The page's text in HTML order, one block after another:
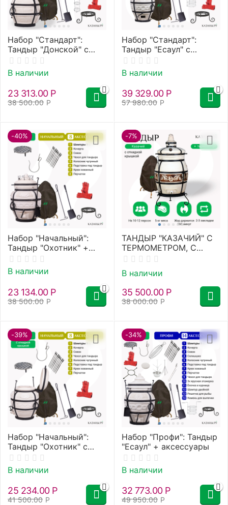
Набор "Стандарт":
Тандыр "Донской" с
термометром, с
откидной крышкой" +
аксессуары
В наличии
38 500.00 Р
23 313.00 Р
Набор "Стандарт":
Тандыр "Есаул" с
откидной крышкой, со
столиками +
аксессуары
В наличии
57 980.00 Р
39 329.00 Р
-40%
Набор "Начальный":
Тандыр "Охотник" +
аксессуары
В наличии
38 500.00 Р
23 134.00 Р
-7%
ТАНДЫР "КАЗАЧИЙ" С
ТЕРМОМЕТРОМ, С
ОТКИДНОЙ КРЫШКОЙ
В наличии
38 000.00 Р
35 500.00 Р
-39%
Набор "Начальный":
Тандыр "Охотник" с
откидной крышкой +
аксессуары
В наличии
41 500.00 Р
25 234.00 Р
-34%
Набор "Профи": Тандыр
"Есаул" + аксессуары
В наличии
49 950.00 Р
32 773.00 Р